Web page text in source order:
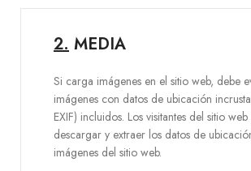
2. MEDIA
Si carga imágenes en el sitio web, debe
imágenes con datos de ubicación
EXIF) incluidos. Los visitantes del sitio
descargar y extraer los datos de
imágenes del sitio web.